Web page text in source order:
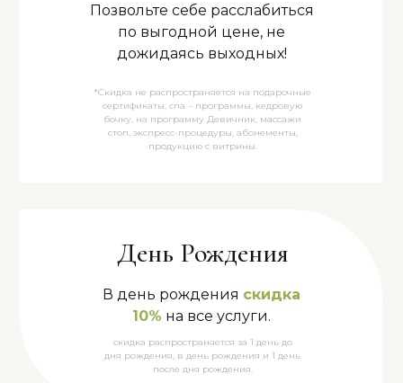
*Скидка не распространяется на подарочные
сертификаты, спа – программы, кедровую
бочку, на программу Девичник, массажи
стоп, экспресс-процедуры, абонементы,
продукцию с витрины.
Позвольте себе расслабиться
по выгодной цене, не
дожидаясь выходных!
День Рождения
В день рождения скидка
10% на все услуги.
скидка распространяется за 1 день до
дня рождения, в день рождения и 1 день
после дня рождения.